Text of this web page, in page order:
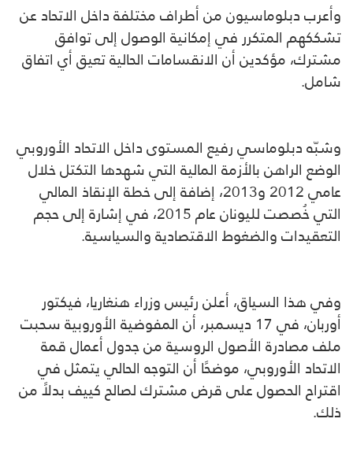
وأعرب دبلوماسيون من أطراف مختلفة داخل الاتحاد عن
تشككهم المتكرر في إمكانية الوصول إلى توافق
مشترك، مؤكدين أن الانقسامات الحالية تعيق أي اتفاق
شامل.
وشبّه دبلوماسي رفيع المستوى داخل الاتحاد الأوروبي
الوضع الراهن بالأزمة المالية التي شهدها التكتل خلال
عامي 2012 و2013، إضافة إلى خطة الإنقاذ المالي
التي خُصصت لليونان عام 2015، في إشارة إلى حجم
التعقيدات والضغوط الاقتصادية والسياسية.
وفي هذا السياق، أعلن رئيس وزراء هنغاريا، فيكتور
أوربان، في 17 ديسمبر، أن المفوضية الأوروبية سحبت
ملف مصادرة الأصول الروسية من جدول أعمال قمة
الاتحاد الأوروبي، موضحًا أن التوجه الحالي يتمثل في
اقتراح الحصول على قرض مشترك لصالح كييف بدلاً من
ذلك.